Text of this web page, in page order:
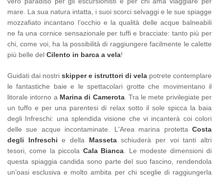
mare. La sua natura intatta, i suoi scorci selvaggi e le sue spiagge
mozzafiato incantano l’occhio e la qualità delle acque balneabili
ne fa una cornice sensazionale per tuffi e bracciate: tanto più per
chi, come voi, ha la possibilità di raggiungere facilmente le calette
più belle del Cilento in barca a vela!
Guidati dai nostri skipper e istruttori di vela potrete contemplare
le fantastiche baie e le spettacolari grotte che movimentano il
litorale intorno a Marina di Camerota. Tra le mete privilegiate per
un tuffo e per una parentesi di relax sotto il sole spicca la baia
degli Infreschi: una splendida visione che vi incanterà coi colori
delle sue acque incontaminate. L'Area marina protetta Costa
degli Infreschi e della Massetaschiuderà per voi tanti altri
tesori, come la piccola Cala Bianca . Le modeste dimensioni di
questa spiaggia candida sono parte del suo fascino, rendendola
un’oasi esclusiva e molto ambita per chi sceglie di raggiungerla